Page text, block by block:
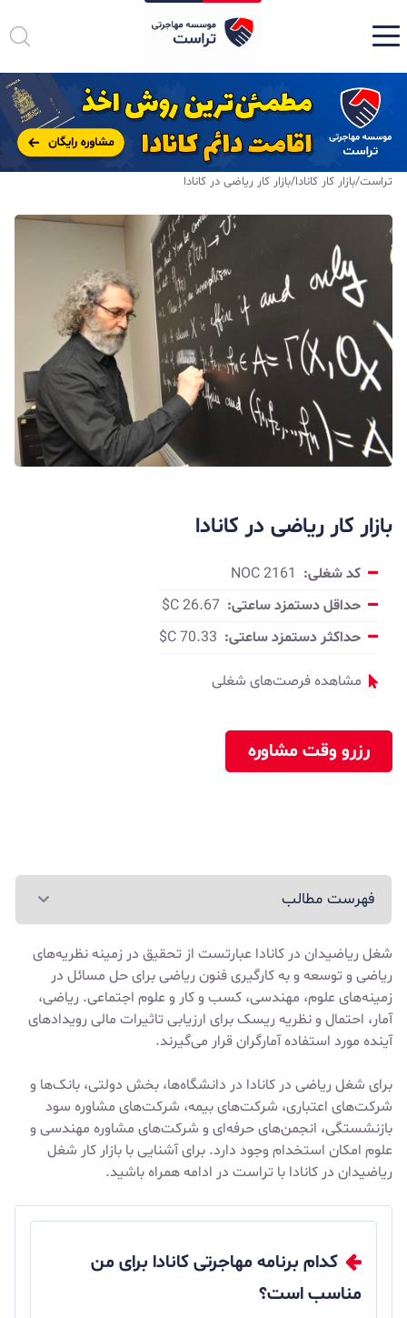
تراست/بازار کار کانادا/بازار کار ریاضی در کانادا
بازار کار ریاضی در کانادا
کد شغلی: NOC 2161
حداقل دستمزد ساعتی: 26.67 C$
حداکثر دستمزد ساعتی: 70.33 C$
مشاهده فرصت‌های شغلی
رزرو وقت مشاوره
فهرست مطالب
شغل ریاضیدان در کانادا عبارتست از تحقیق در زمینه نظریه‌های
ریاضی و توسعه و به کارگیری فنون ریاضی برای حل مسائل در
زمینه‌های علوم، مهندسی، کسب و کار و علوم اجتماعی. ریاضی،
آمار، احتمال و نظریه ریسک برای ارزیابی تاثیرات مالی رویدادهای
آینده مورد استفاده آمارگران قرار می‌گیرند.
برای شغل ریاضی در کانادا در دانشگاه‌ها، بخش دولتی، بانک‌ها و
شرکت‌های اعتباری، شرکت‌های بیمه، شرکت‌های مشاوره سود
بازنشستگی، انجمن‌های حرفه‌ای و شرکت‌های مشاوره مهندسی و
علوم امکان استخدام وجود دارد. برای آشنایی با بازار کار شغل
ریاضیدان در کانادا با تراست در ادامه همراه باشید.
کدام برنامه مهاجرتی کانادا برای من
مناسب است؟